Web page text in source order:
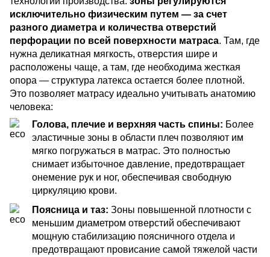
исключительно физическим путем — за счет
разного диаметра и количества отверстий
перфорации по всей поверхности матраса. Там, где
нужна деликатная мягкость, отверстия шире и
расположены чаще, а там, где необходима жесткая
опора — структура латекса остается более плотной.
Это позволяет матрасу идеально учитывать анатомию
человека:
Голова, плечие и верхняя часть спины: Более
эластичные зоны в области плеч позволяют им
мягко погружаться в матрас. Это полностью
снимает избыточное давление, предотвращает
онемение рук и ног, обеспечивая свободную
циркуляцию крови.
Поясница и таз: Зоны повышенной плотности с
меньшим диаметром отверстий обеспечивают
мощную стабилизацию поясничного отдела и
предотвращают провисание самой тяжелой части